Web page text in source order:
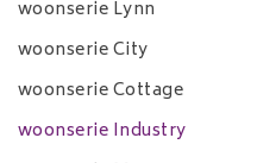
woonserie Lynn
woonserie City
woonserie Cottage
woonserie Industry